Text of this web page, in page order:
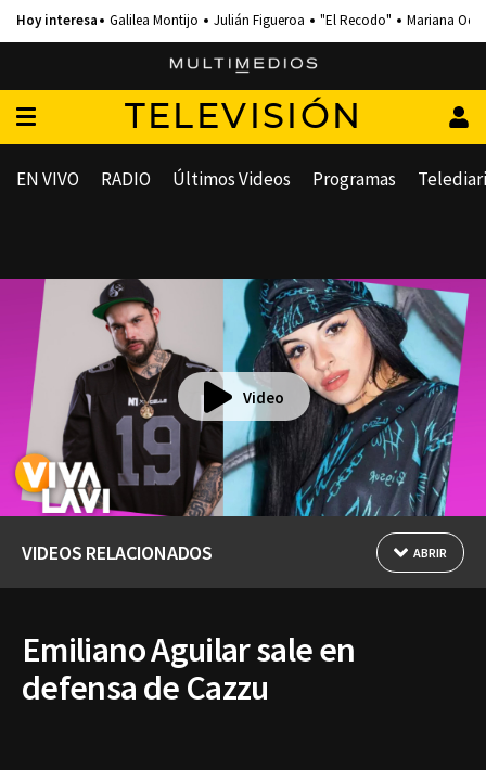
Galilea Montijo Julián Figueroa "El Recodo" Mariana
TELEVISIÓN
EN VIVO RADIO Últimos Videos Programas
Video
VIDEOS RELACIONADOS ABRIR
Emiliano Aguilar sale en
defensa de Cazzu